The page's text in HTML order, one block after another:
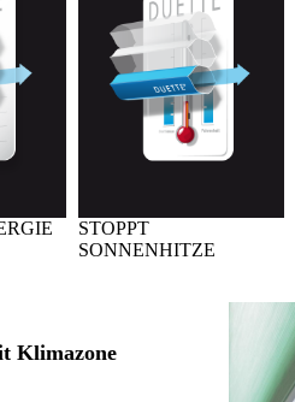
STOPPT
SONNENHITZE
Klimazone